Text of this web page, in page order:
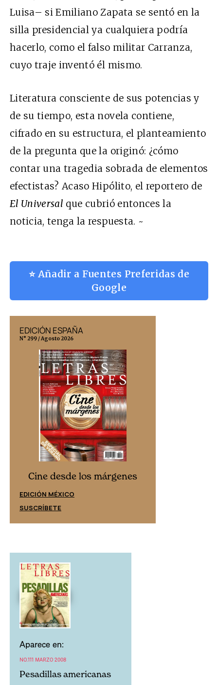
Luisa– si Emiliano Zapata se sentó en la
silla presidencial ya cualquiera podría
hacerlo, como el falso militar Carranza,
cuyo traje inventó él mismo.
Literatura consciente de sus potencias y
de su tiempo, esta novela contiene,
cifrado en su estructura, el planteamiento
de la pregunta que la originó: ¿cómo
contar una tragedia sobrada de elementos
efectistas? Acaso Hipólito, el reportero de
El Universal que cubrió entonces la
noticia, tenga la respuesta. ~
⭐ Añadir a Fuentes Preferidas de
Google
EDICIÓN ESPAÑA
N° 299 / Agosto 2026
Cine desde los márgenes
EDICIÓN MÉXICO
SUSCRÍBETE
Aparece en:
NO.111 MARZO 2008
Pesadillas americanas